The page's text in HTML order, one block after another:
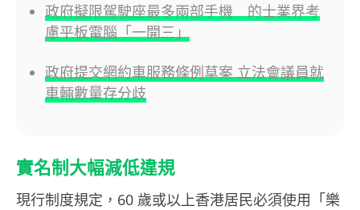
政府擬限駕駛座最多兩部手機 的士業界考
慮平板電腦「一開三」
政府提交網約車服務條例草案 立法會議員就
車輛數量存分歧
實名制大幅減低違規
現行制度規定，60 歲或以上香港居民必須使用「樂